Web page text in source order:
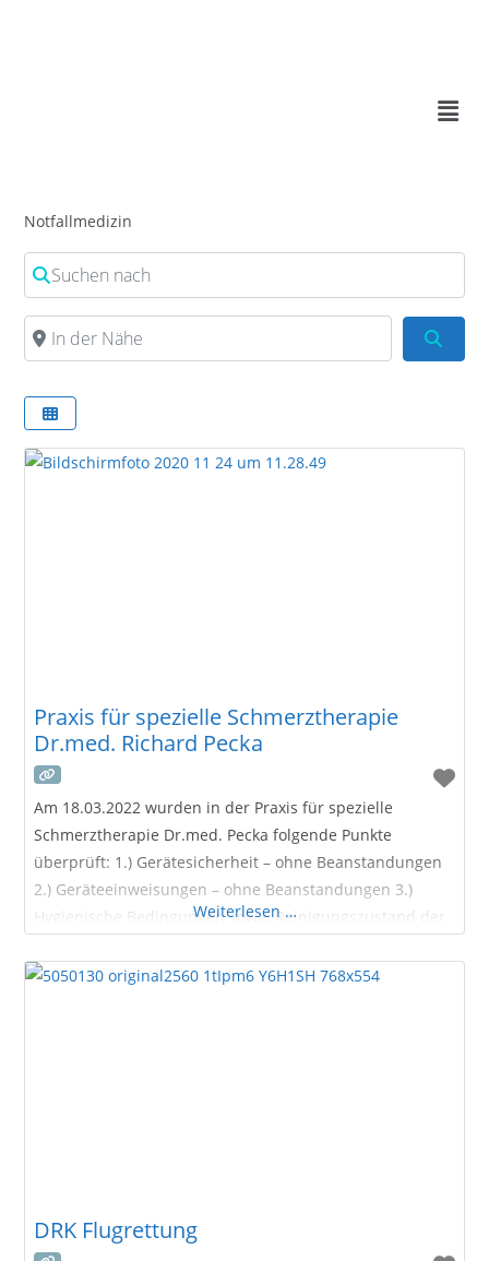
Notfallmedizin
Suchen nach
In der Nähe
Praxis für spezielle Schmerztherapie
Dr.med. Richard Pecka
Am 18.03.2022 wurden in der Praxis für spezielle
Schmerztherapie Dr.med. Pecka folgende Punkte
überprüft: 1.) Gerätesicherheit – ohne Beanstandungen
2.) Geräteeinweisungen – ohne Beanstandungen 3.)
Hygienische Bedingungen sowie Reinigungszustand der
Weiterlesen …
DRK Flugrettung